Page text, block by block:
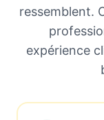
ressemblent.
expérience